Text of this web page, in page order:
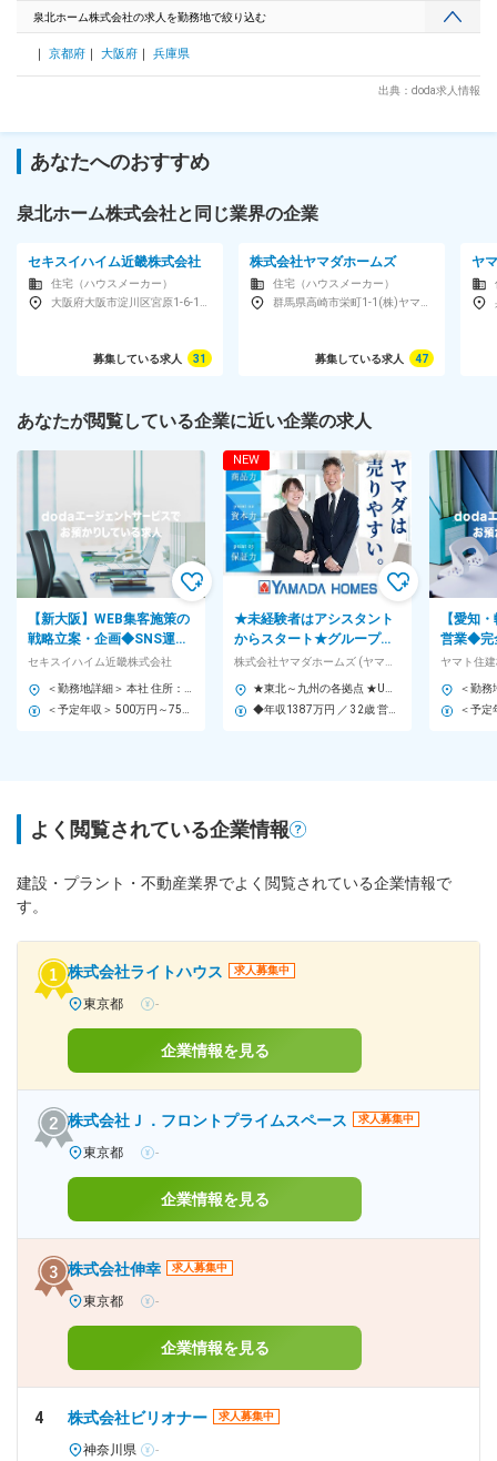
数ヶ月配属
泉北ホーム株式会社の求人を勤務地で絞り込む
京都府 大阪府 兵庫県
出典：doda求人情報
あなたへのおすすめ
泉北ホーム株式会社と同じ業界の企業
セキスイハイム近畿株式会社
住宅（ハウスメーカー）
募集している求人 31
株式会社ヤマダホームズ
住宅（ハウスメーカー）
募集している求人 47
ヤ
あなたが閲覧している企業に近い企業の求人
【新大阪】WEB集客施策の
戦略立案・企画◆SNS運用
など／年休125日／プライ
ム上場積水化学G
セキスイハイム近畿株式会社
NEW
★未経験者はアシスタント
からスタート★グループの
資本力と商品力・保証力で
年収1000万円以上も
【愛知
営業◆完
み◎／お
制／３
ヤマト住
よく閲覧されている企業情報
建設・プラント・不動産業界でよく閲覧されている企業情報で
す。
株式会社ライトハウス 求人募集中
東京都 -
企業情報を見る
株式会社Ｊ．フロントプライムスペース 求人募集中
東京都 -
企業情報を見る
株式会社伸幸 求人募集中
東京都 -
企業情報を見る
4 株式会社ビリオナー 求人募集中
神奈川県 -